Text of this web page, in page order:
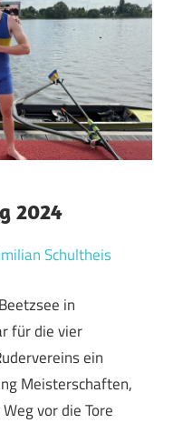
2024
Schultheis
in
für die vier
ein
Meisterschaften,
vor die Tore